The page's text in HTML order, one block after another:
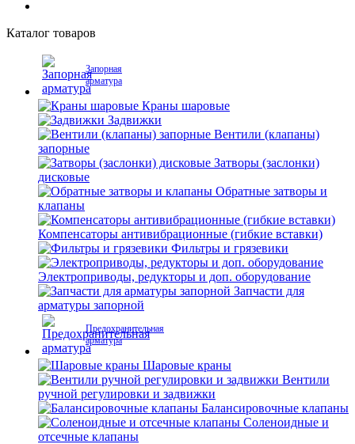
Каталог товаров
Запорная
арматура
Краны шаровые
Задвижки
Вентили (клапаны)
запорные
Затворы (заслонки)
дисковые
Обратные затворы и
клапаны
Компенсаторы антивибрационные (гибкие вставки)
Фильтры и грязевики
Электроприводы, редукторы и доп. оборудование
Запчасти для
арматуры запорной
Предохранительная
арматура
Шаровые краны
Вентили
ручной регулировки и задвижки
Балансировочные клапаны
Соленоидные и
отсечные клапаны